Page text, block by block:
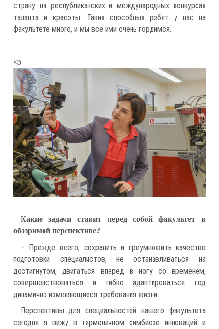
страну на республиканских и международных конкурсах
таланта и красоты. Таких способных ребят у нас на
факультете много, и мы все ими очень гордимся.
<p
Какие задачи ставит перед собой факультет в
обозримой перспективе?
– Прежде всего, сохранить и преумножить качество
подготовки специалистов, не останавливаться на
достигнутом, двигаться вперед в ногу со временем,
совершенствоваться и гибко адаптироваться под
динамично изменяющиеся требования жизни.
Перспективы для специальностей нашего факультета
сегодня я вижу в гармоничном симбиозе инноваций и